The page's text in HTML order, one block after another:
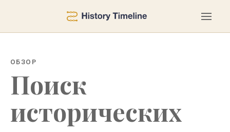
ОБЗОР
Поиск
исторических